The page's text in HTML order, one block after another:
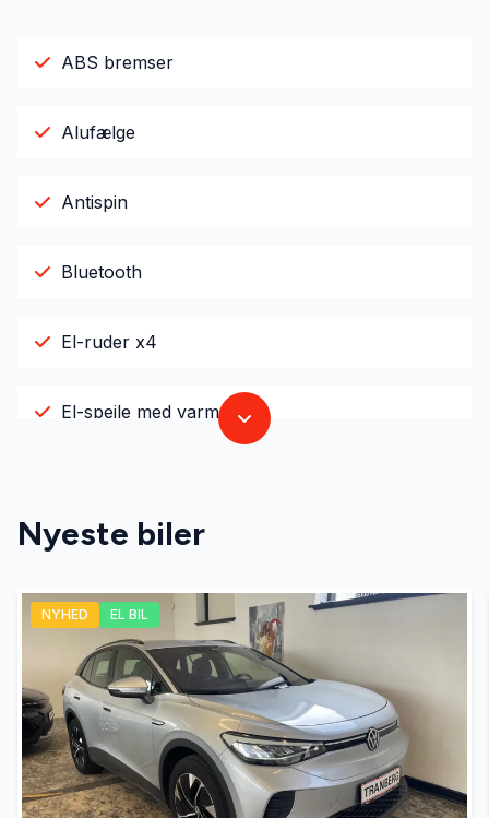
ABS bremser
Alufælge
Antispin
Bluetooth
El-ruder x4
El-spejle med varme
Fjernbetjent centrallås
Fuldautomatisk klimaanlæg
Kørecomputer
Læderrat
Nyeste biler
NYHED EL BIL